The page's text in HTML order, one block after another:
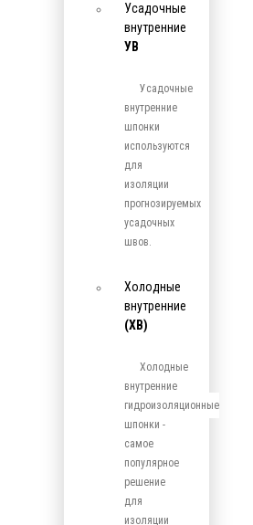
Усадочные
внутренние
УВ
Усадочные
внутренние
шпонки
используются
для
изоляции
прогнозируемых
усадочных
швов.
Холодные
внутренние
(ХВ)
Холодные
внутренние
гидроизоляционные
шпонки -
самое
популярное
решение
для
изоляции